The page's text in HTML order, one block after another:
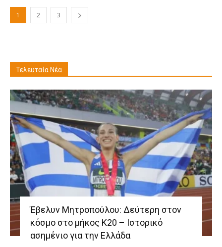
1 2 3
Τελευταία Νέα
Έβελυν Μητροπούλου: Δεύτερη στον
κόσμο στο μήκος Κ20 – Ιστορικό
ασημένιο για την Ελλάδα